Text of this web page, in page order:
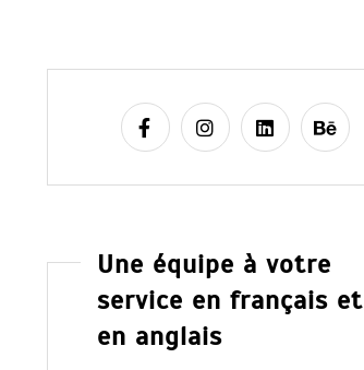
Une équipe à votre
service en français et
en anglais